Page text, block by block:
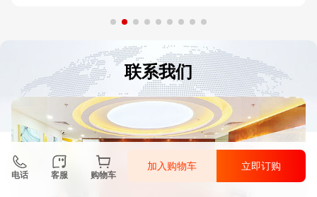
联系我们
电话 客服 购物车
加入购物车 立即订购